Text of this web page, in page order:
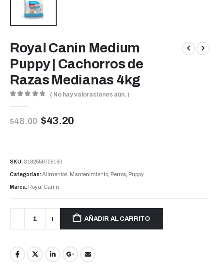
Royal Canin Medium
Puppy | Cachorros de
Razas Medianas 4kg
( No hay valoraciones aún. )
$48.00 $43.20
SKU: 3182550708180
Categorías:Alimentos, Mantenimiento, Perros, Puppy
Marca: Royal Canin
AÑADIR AL CARRITO